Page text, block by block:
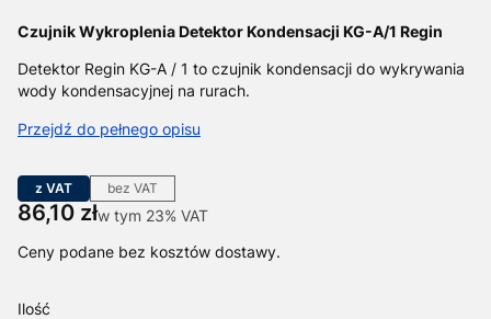
Czujnik Wykroplenia Detektor Kondensacji KG-A/1 Regin
Detektor Regin KG-A / 1 to czujnik kondensacji do wykrywania
wody kondensacyjnej na rurach.
Przejdź do pełnego opisu
z VAT bez VAT
Cena
86,10 złw tym 23% VAT
w tym 23% VAT
Ceny podane bez kosztów dostawy.
Ilość